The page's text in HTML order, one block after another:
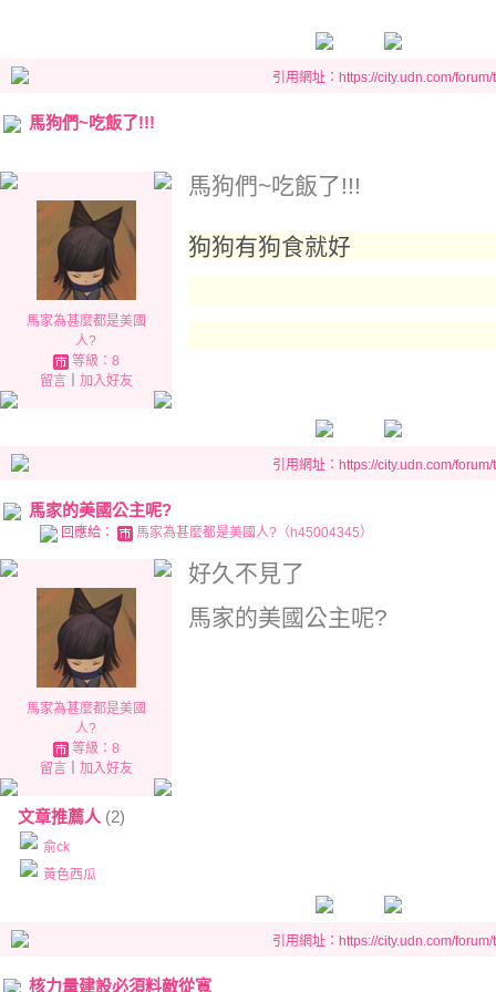
引用網址：https://city.udn.com/
馬狗們~吃飯了!!!
馬家為甚麼都是美國
人?
等級：8
留言｜ 加入好友
馬狗們~吃飯了!!!
狗狗有狗食就好
引用網址：https://city.udn.com/
馬家的美國公主呢?
回應給： 馬家為甚麼都是美國人?（h45004345）
馬家為甚麼都是美國
人?
等級：8
留言｜ 加入好友
文章推薦人 (2)
俞ck
黃色西瓜
好久不見了
馬家的美國公主呢?
引用網址：https://city.udn.com/
核力量建設必須料敵從寬